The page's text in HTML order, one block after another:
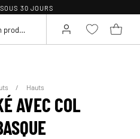
SOUS 30 JOURS
Hauts
AVEC COL